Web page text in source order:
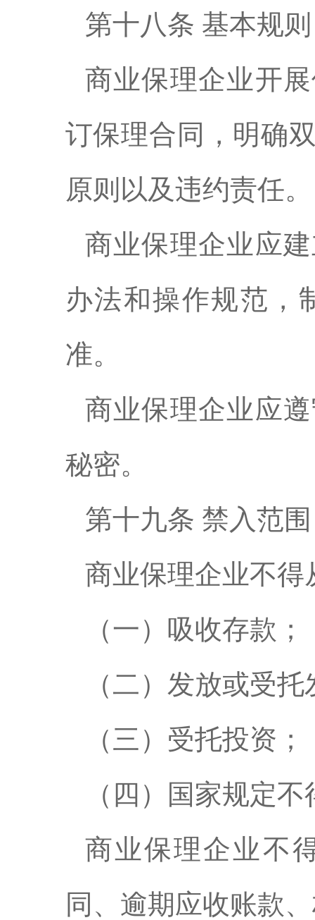
第十八条 基本规则
商业保理企业开
订保理合同，明确
原则以及违约责任。
商业保理企业应
办法和操作规范，
准。
商业保理企业应
秘密。
第十九条 禁入范围
商业保理企业不得
（一）吸收存款；
（二）发放或受
（三）受托投资；
（四）国家规定
商业保理企业不
同、逾期应收账款